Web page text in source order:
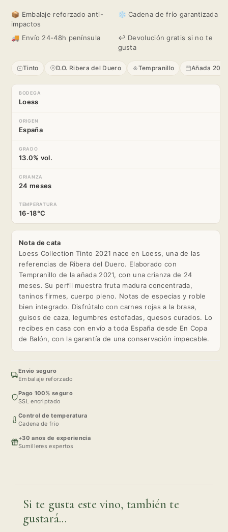
📦 Embalaje reforzado anti-
impactos
❄️ Cadena de frío garantizada
🚚 Envío 24-48h península
↩️ Devolución gratis si no te
gusta
Tinto D.O. Ribera del Duero Tempranillo Añada 2021
BODEGA
Loess
ORIGEN
España
GRADO
13.0% vol.
CRIANZA
24 meses
TEMPERATURA
16-18°C
Nota de cata
Loess Collection Tinto 2021 nace en Loess, una de las
referencias de Ribera del Duero. Elaborado con
Tempranillo de la añada 2021, con una crianza de 24
meses. Su perfil muestra fruta madura concentrada,
taninos firmes, cuerpo pleno. Notas de especias y roble
bien integrado. Disfrútalo con carnes rojas a la brasa,
guisos de caza, legumbres estofadas, quesos curados. Lo
recibes en casa con envío a toda España desde En Copa
de Balón, con la garantía de una conservación impecable.
Envio seguro
Embalaje reforzado
Pago 100% seguro
SSL encriptado
Control de temperatura
Cadena de frio
+30 anos de experiencia
Sumilleres expertos
Si te gusta este vino, también te
gustará...